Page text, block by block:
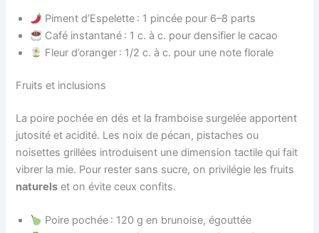
Piment d’Espelette : 1 pincée pour 6–8 parts
Café instantané : 1 c. à c. pour densifier le cacao
Fleur d’oranger : 1/2 c. à c. pour une note florale
Fruits et inclusions
La poire pochée en dés et la framboise surgelée apportent
jutosité et acidité. Les noix de pécan, pistaches ou
noisettes grillées introduisent une dimension tactile qui fait
vibrer la mie. Pour rester sans sucre, on privilégie les fruits
naturels et on évite ceux confits.
Poire pochée : 120 g en brunoise, égouttée